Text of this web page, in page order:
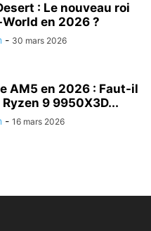
: Le nouveau roi
World en 2026 ?
- 30 mars 2026
AM5 en 2026 : Faut-il
9 9950X3D...
- 16 mars 2026